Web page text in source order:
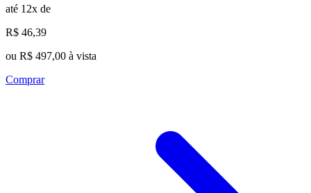
até 12x de
R$ 46,39
ou R$ 497,00 à vista
Comprar